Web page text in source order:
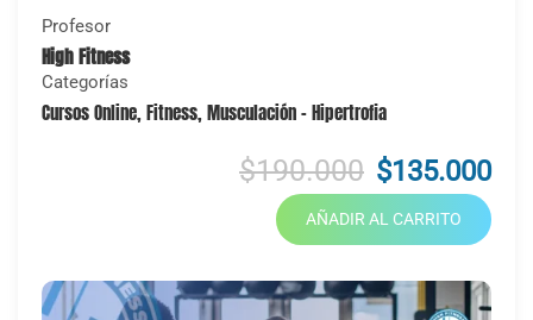
Profesor
High Fitness
Categorías
Cursos Online,Fitness,Musculación - Hipertrofia
$190.000 $135.000
AÑADIR AL CARRITO